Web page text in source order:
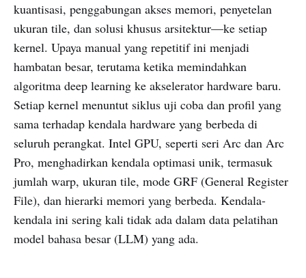
kuantisasi, penggabungan akses memori, penyetelan
ukuran tile, dan solusi khusus arsitektur—ke setiap
kernel. Upaya manual yang repetitif ini menjadi
hambatan besar, terutama ketika memindahkan
algoritma deep learning ke akselerator hardware baru.
Setiap kernel menuntut siklus uji coba dan profil yang
sama terhadap kendala hardware yang berbeda di
seluruh perangkat. Intel GPU, seperti seri Arc dan Arc
Pro, menghadirkan kendala optimasi unik, termasuk
jumlah warp, ukuran tile, mode GRF (General Register
File), dan hierarki memori yang berbeda. Kendala-
kendala ini sering kali tidak ada dalam data pelatihan
model bahasa besar (LLM) yang ada.